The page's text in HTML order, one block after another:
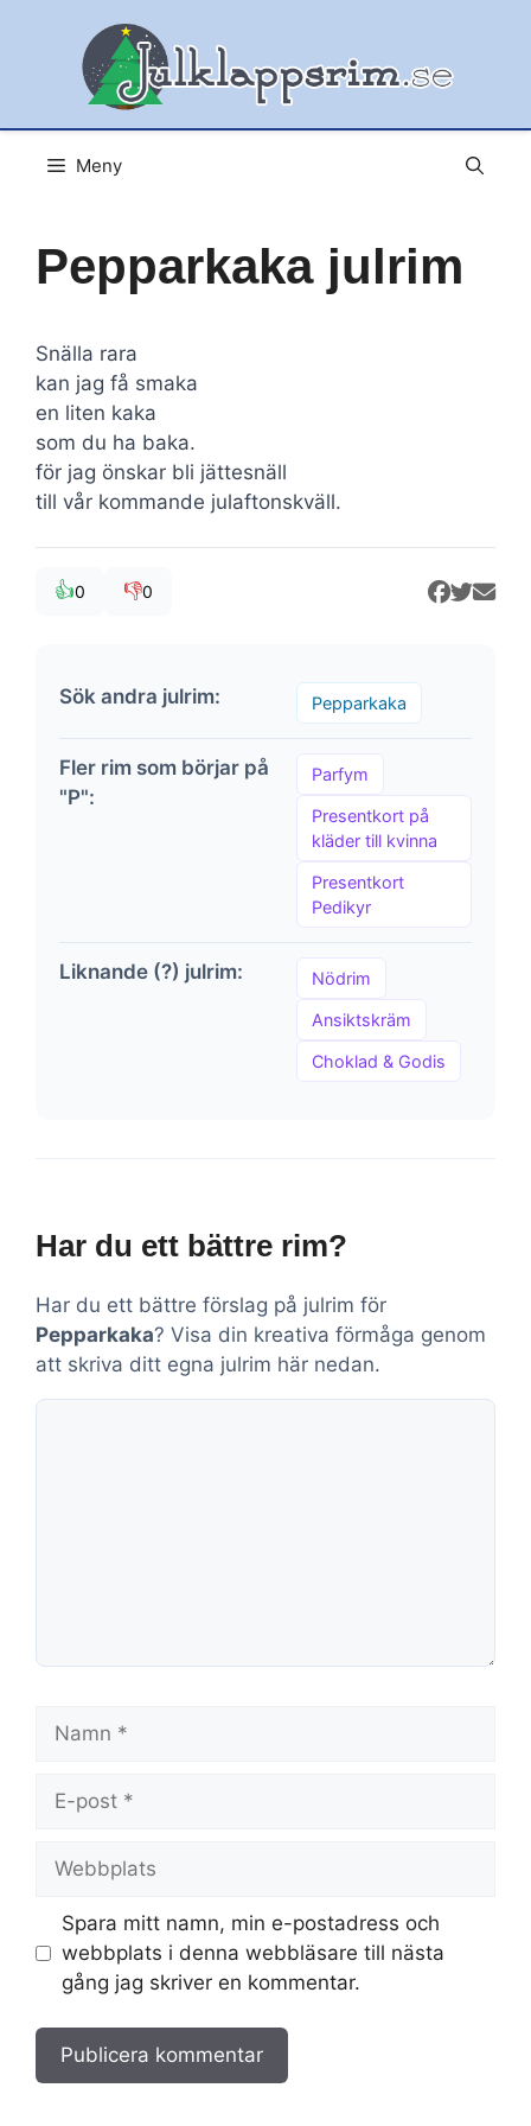
Meny
Pepparkaka julrim
Snälla rara
kan jag få smaka
en liten kaka
som du ha baka.
för jag önskar bli jättesnäll
till vår kommande julaftonskväll.
👍0 👎0
Sök andra julrim: Pepparkaka
Fler rim som börjar på
"P":
Parfym
Presentkort på
kläder till kvinna
Presentkort
Pedikyr
Liknande (?) julrim: Nödrim
Ansiktskräm
Choklad & Godis
Har du ett bättre rim?
Har du ett bättre förslag på julrim för
Pepparkaka? Visa din kreativa förmåga genom
att skriva ditt egna julrim här nedan.
Kommentar
post
Spara mitt namn, min e-postadress och
webbplats i denna webbläsare till nästa
gång jag skriver en kommentar.